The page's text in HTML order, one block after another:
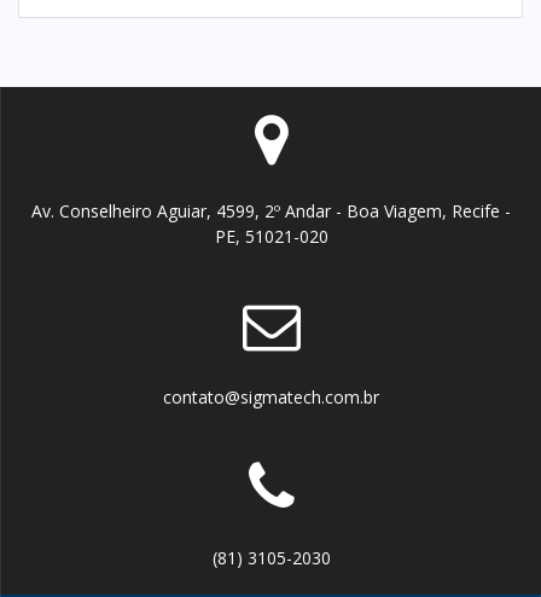
Av. Conselheiro Aguiar, 4599, 2º Andar - Boa Viagem, Recife -
PE, 51021-020
contato@sigmatech.com.br
(81) 3105-2030